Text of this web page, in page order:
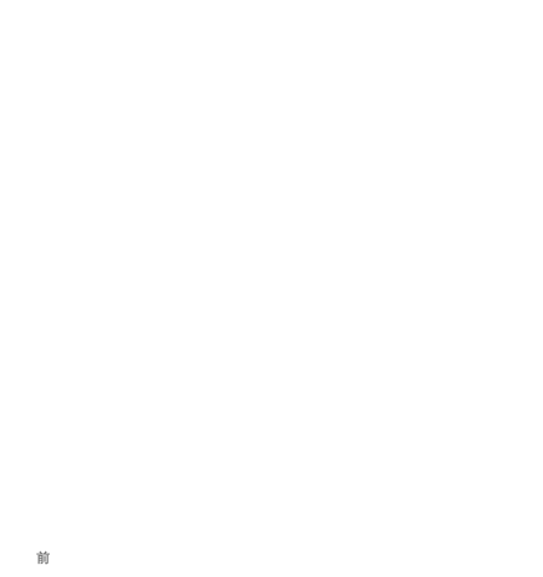
投
前
前